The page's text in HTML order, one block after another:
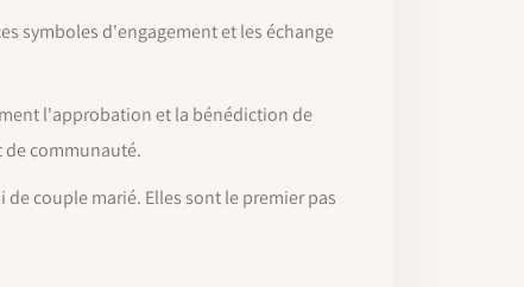
symboles d'engagement et les échange
l'approbation et la bénédiction de
de communauté.
couple marié. Elles sont le premier pas